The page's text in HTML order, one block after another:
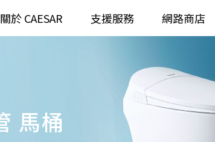
頭
通用設計方案
全齡 / 樂齡
關於 CAESAR 支援服務 網路商店
產品型號查詢
販賣中商品
馬桶